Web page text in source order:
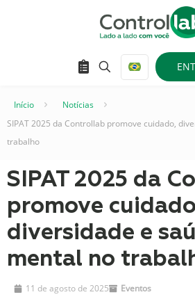
Início Notícias
SIPAT 2025 da Controllab promove cuidado,
trabalho
SIPAT 2025 da
promove
diversidade e
mental no
11 de agosto de 2025 Eventos